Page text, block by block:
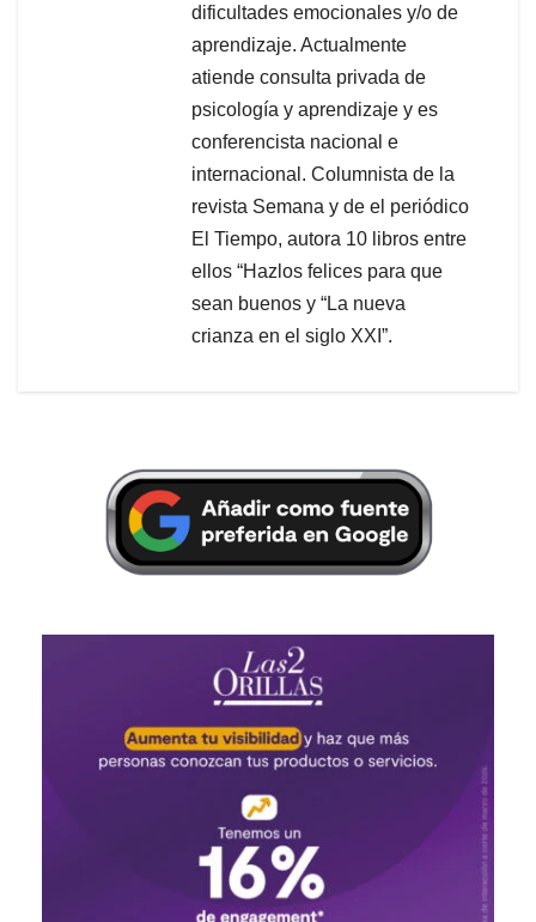
dificultades emocionales y/o de
aprendizaje. Actualmente
atiende consulta privada de
psicología y aprendizaje y es
conferencista nacional e
internacional. Columnista de la
revista Semana y de el periódico
El Tiempo, autora 10 libros entre
ellos “Hazlos felices para que
sean buenos y “La nueva
crianza en el siglo XXI”.